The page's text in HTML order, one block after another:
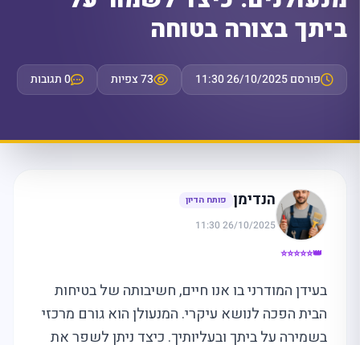
ביתך בצורה בטוחה
פורסם 26/10/2025 11:30 73 צפיות 0 תגובות
👑⭐⭐⭐⭐⭐
הנדימן פותח הדיון
26/10/2025 11:30
בעידן המודרני בו אנו חיים, חשיבותה של בטיחות
הבית הפכה לנושא עיקרי. המנעולן הוא גורם מרכזי
בשמירה על ביתך ובעליותיך. כיצד ניתן לשפר את